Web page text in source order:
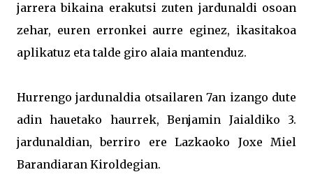
jarrera bikaina erakutsi zuten jardunaldi osoan
zehar, euren erronkei aurre eginez, ikasitakoa
aplikatuz eta talde giro alaia mantenduz.
Hurrengo jardunaldia otsailaren 7an izango dute
adin hauetako haurrek, Benjamin Jaialdiko 3.
jardunaldian, berriro ere Lazkaoko Joxe Miel
Barandiaran Kiroldegian.